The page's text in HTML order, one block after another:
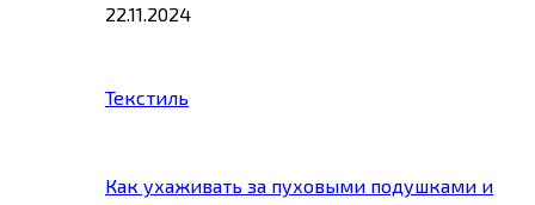
22.11.2024
Текстиль
Как ухаживать за пуховыми подушками и